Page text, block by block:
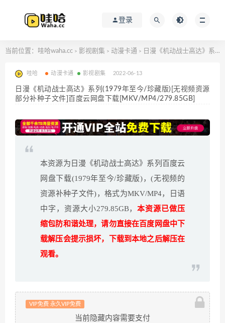
登录
当前位置： 哇哈waha.cc > 影视剧集 > 动漫卡通 > 日漫《机动战士高达》系列(1979年至今/珍藏版)[无视频资源部分补种子文件]百度云网盘下载[MKV/MP4/279.85GB]
哇哈 动漫卡通 影视剧集 2022-06-13
日漫《机动战士高达》系列(1979年至今/珍藏版)[无视频资源
部分补种子文件]百度云网盘下载[MKV/MP4/279.85GB]
本资源为日漫《机动战士高达》系列百度云
网盘下载(1979年至今/珍藏版)，(无视频的
资源补种子文件)，格式为MKV/MP4，日语
中字，资源大小279.85GB，本资源已做压
缩包防和谐处理，请勿直接在百度网盘中下
载解压会提示损坏，下载到本地之后解压在
观看。
VIP免费 永久VIP免费
当前隐藏内容需要支付